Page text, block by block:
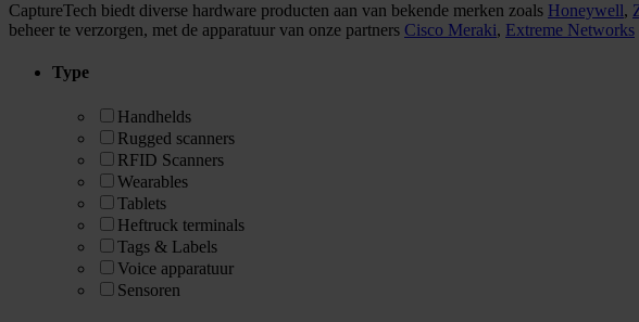
CaptureTech biedt diverse hardware producten aan van bekende merken zoals Honeywell,
beheer te verzorgen, met de apparatuur van onze partners Cisco Meraki, Extreme Networks
Type
Handhelds
Rugged scanners
RFID Scanners
Wearables
Tablets
Heftruck terminals
Tags & Labels
Voice apparatuur
Sensoren